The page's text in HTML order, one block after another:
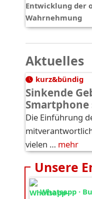
Entwicklung der
Wahrnehmung
Aktuelles
kurz&bündig
Sinkende
Smartphone
Die Einführung
vielen … mehr
Unsere
Whatsapp ·